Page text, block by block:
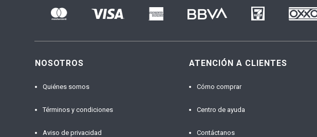
NOSOTROS
Quiénes somos
Términos y condiciones
Aviso de privacidad
ATENCIÓN A CLIENTES
Cómo comprar
Centro de ayuda
Contáctanos